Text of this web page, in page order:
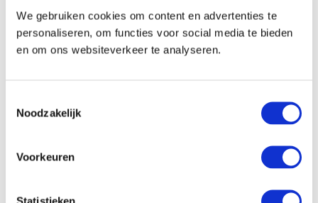
We gebruiken cookies om content en advertenties te
personaliseren, om functies voor social media te bieden
en om ons websiteverkeer te analyseren.
Noodzakelijk
Voorkeuren
Statistieken